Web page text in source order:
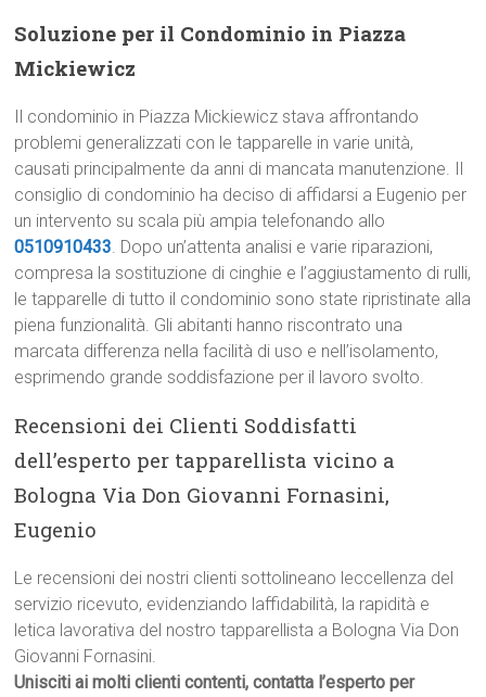
Soluzione per il Condominio in Piazza
Mickiewicz
Il condominio in Piazza Mickiewicz stava affrontando
problemi generalizzati con le tapparelle in varie unità,
causati principalmente da anni di mancata manutenzione. Il
consiglio di condominio ha deciso di affidarsi a Eugenio per
un intervento su scala più ampia telefonando allo
0510910433. Dopo un’attenta analisi e varie riparazioni,
compresa la sostituzione di cinghie e l’aggiustamento di rulli,
le tapparelle di tutto il condominio sono state ripristinate alla
piena funzionalità. Gli abitanti hanno riscontrato una
marcata differenza nella facilità di uso e nell’isolamento,
esprimendo grande soddisfazione per il lavoro svolto.
Recensioni dei Clienti Soddisfatti
dell’esperto per tapparellista vicino a
Bologna Via Don Giovanni Fornasini,
Eugenio
Le recensioni dei nostri clienti sottolineano leccellenza del
servizio ricevuto, evidenziando laffidabilità, la rapidità e
letica lavorativa del nostro tapparellista a Bologna Via Don
Giovanni Fornasini.
Unisciti ai molti clienti contenti, contatta l’esperto per